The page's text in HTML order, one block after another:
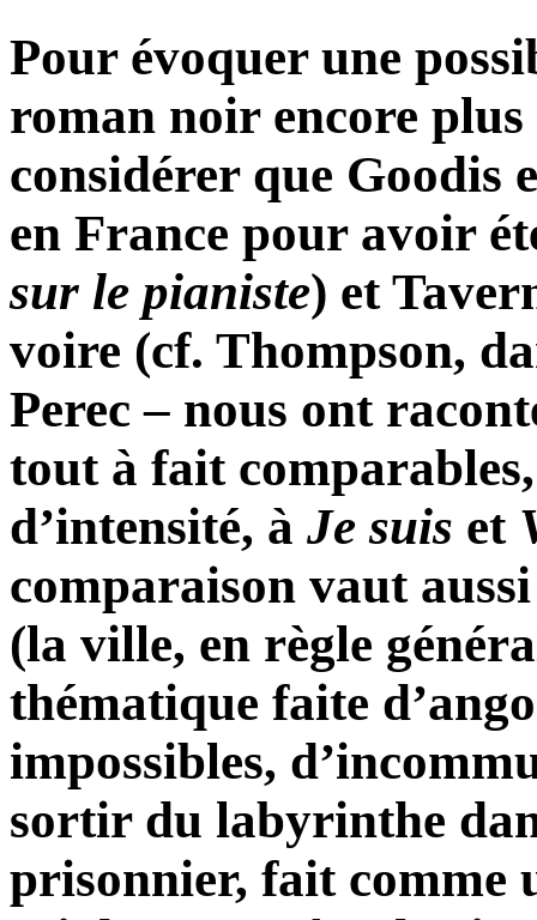
Pour évoquer une
roman noir encore
considérer que Goodis
en France pour avoir
sur le pianiste) et
voire (cf. Thompson,
Perec – nous ont
tout à fait
d’intensité, à Je suis et
comparaison vaut
(la ville, en règle
thématique faite
impossibles,
sortir du labyrinthe
prisonnier, fait comme